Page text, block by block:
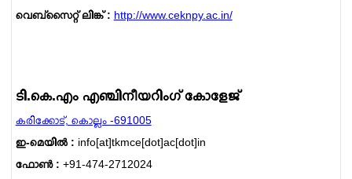
വെബ്സൈറ്റ് ലിങ്ക് : http://www.ceknpy.ac.in/
ടി.കെ.എം എഞ്ചിനീയറിംഗ് കോളേജ്
കരിക്കോട്, കൊല്ലം -691005
ഇ-മെയില്‍ : info[at]tkmce[dot]ac[dot]in
ഫോണ്‍ : +91-474-2712024